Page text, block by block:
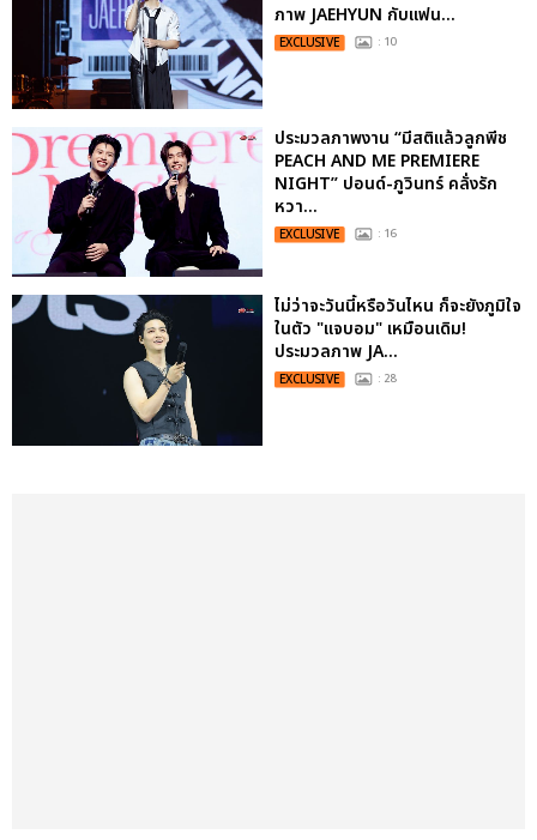
ภาพ JAEHYUN กับแฟน...
EXCLUSIVE : 10
ประมวลภาพงาน “มีสติแล้วลูกพีช
PEACH AND ME PREMIERE
NIGHT” ปอนด์-ภูวินทร์ คลั่งรัก
หวา...
EXCLUSIVE : 16
ไม่ว่าจะวันนี้หรือวันไหน ก็จะยังภูมิใจ
ในตัว "แจบอม" เหมือนเดิม!
ประมวลภาพ JA...
EXCLUSIVE : 28